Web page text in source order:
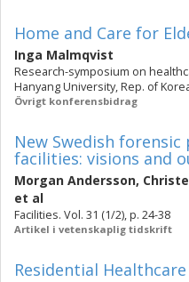
Home and Care for
Inga Malmqvist
Research-symposium on
Hanyang University, Rep. of
Övrigt konferensbidrag
New Swedish
facilities: visions and
Morgan Andersson,
et al
Facilities. Vol. 31 (1/2), p. 24-38
Artikel i vetenskaplig tidskrift
Residential Healthcare